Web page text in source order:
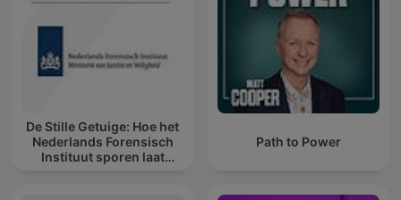
De Stille Getuige: Hoe het
Nederlands Forensisch
Instituut sporen laat
Path to Power